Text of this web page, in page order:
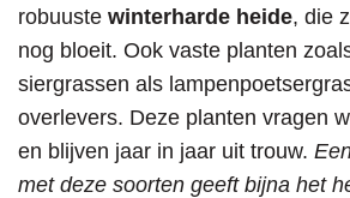
robuuste winterharde heide, die
nog bloeit. Ook vaste planten
siergrassen als
overlevers. Deze planten vragen
en blijven jaar in jaar uit trouw.
met deze soorten geeft bijna het